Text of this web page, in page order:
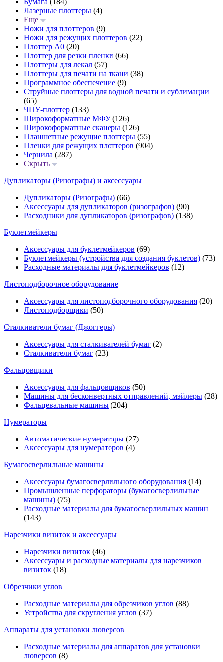
Бумага (184)
Лазерные плоттеры (4)
Еще
Ножи для плоттеров (9)
Ножи для режущих плоттеров (22)
Плоттер А0 (20)
Плоттер для резки пленки (66)
Плоттеры для лекал (57)
Плоттеры для печати на ткани (38)
Программное обеспечение (9)
Струйные плоттеры для водной печати и сублимации
(65)
ЧПУ-плоттер (133)
Широкоформатные МФУ(126)
Широкоформатные сканеры (126)
Планшетные режущие плоттеры (55)
Пленки для режущих плоттеров (904)
Чернила (287)
Скрыть
Дупликаторы (Ризографы) и аксессуары
Дупликаторы (Ризографы) (66)
Аксессуары для дупликаторов (ризографов) (90)
Расходники для дупликаторов (ризографов) (138)
Буклетмейкеры
Аксессуары для буклетмейкеров (69)
Буклетмейкеры (устройства для создания буклетов) (73)
Расходные материалы для буклетмейкеров (12)
Листоподборочное оборудование
Аксессуары для листоподборочного оборудования (20)
Листоподборщики (50)
Сталкиватели бумаг (Джоггеры)
Аксессуары для сталкивателей бумаг (2)
Сталкиватели бумаг (23)
Фальцовщики
Аксессуары для фальцовщиков (50)
Машины для бесконвертных отправлений, мэйлеры (28)
Фальцевальные машины (204)
Нумераторы
Автоматические нумераторы (27)
Аксессуары для нумераторов (4)
Бумагосверлильные машины
Аксессуары бумагосверлильного оборудования (14)
Промышленные перфораторы (бумагосверлильные
машины) (75)
Расходные материалы для бумагосверлильных машин
(143)
Нарезчики визиток и аксессуары
Нарезчики визиток (46)
Аксессуары и расходные материалы для нарезчиков
визиток (18)
Обрезчики углов
Расходные материалы для обрезчиков углов (88)
Устройства для скругления углов (37)
Аппараты для установки люверсов
Расходные материалы для аппаратов для установки
люверсов (8)